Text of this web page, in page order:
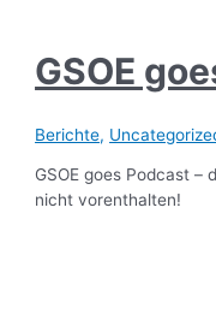
GSOE
Berichte,
GSOE goes Podcast –
nicht vorenthalten!